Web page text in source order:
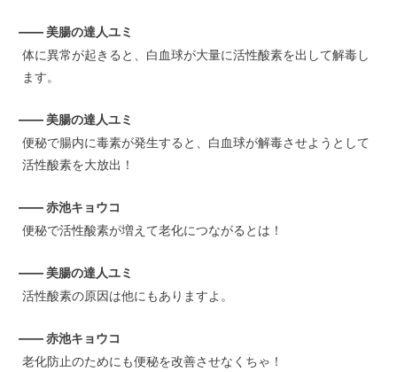
—— 美腸の達人ユミ
体に異常が起きると、白血球が大量に活性酸素を出して解毒し
ます。
—— 美腸の達人ユミ
便秘で腸内に毒素が発生すると、白血球が解毒させようとして
活性酸素を大放出！
—— 赤池キョウコ
便秘で活性酸素が増えて老化につながるとは！
—— 美腸の達人ユミ
活性酸素の原因は他にもありますよ。
—— 赤池キョウコ
老化防止のためにも便秘を改善させなくちゃ！